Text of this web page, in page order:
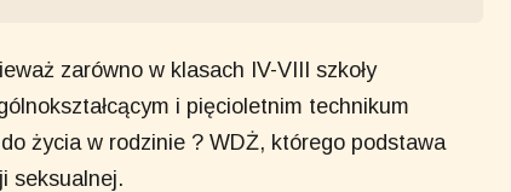
zarówno w klasach IV-VIII szkoły
i pięcioletnim technikum
życia w rodzinie ? WDŻ, którego podstawa
seksualnej.